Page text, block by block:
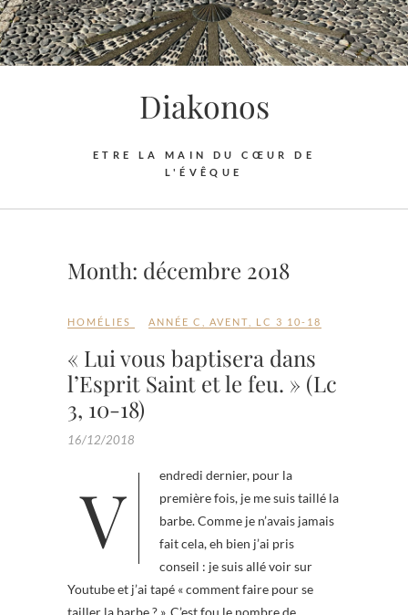
Skip
to
content
Diakonos
ETRE LA MAIN DU CŒUR DE
L'ÉVÊQUE
Month: décembre 2018
HOMÉLIES ANNÉE C AVENT LC 3 10-18
« Lui vous baptisera dans
l’Esprit Saint et le feu. » (Lc
3, 10-18)
16/12/2018
Vendredi dernier, pour la
première fois, je me suis taillé la
barbe. Comme je n’avais jamais
fait cela, eh bien j’ai pris
conseil : je suis allé voir sur
Youtube et j’ai tapé « comment faire pour se
tailler la barbe ? ». C’est fou le nombre de